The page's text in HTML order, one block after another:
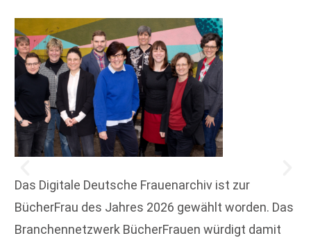
Das Digitale Deutsche Frauenarchiv ist zur
BücherFrau des Jahres 2026 gewählt worden. Das
Branchennetzwerk BücherFrauen würdigt damit